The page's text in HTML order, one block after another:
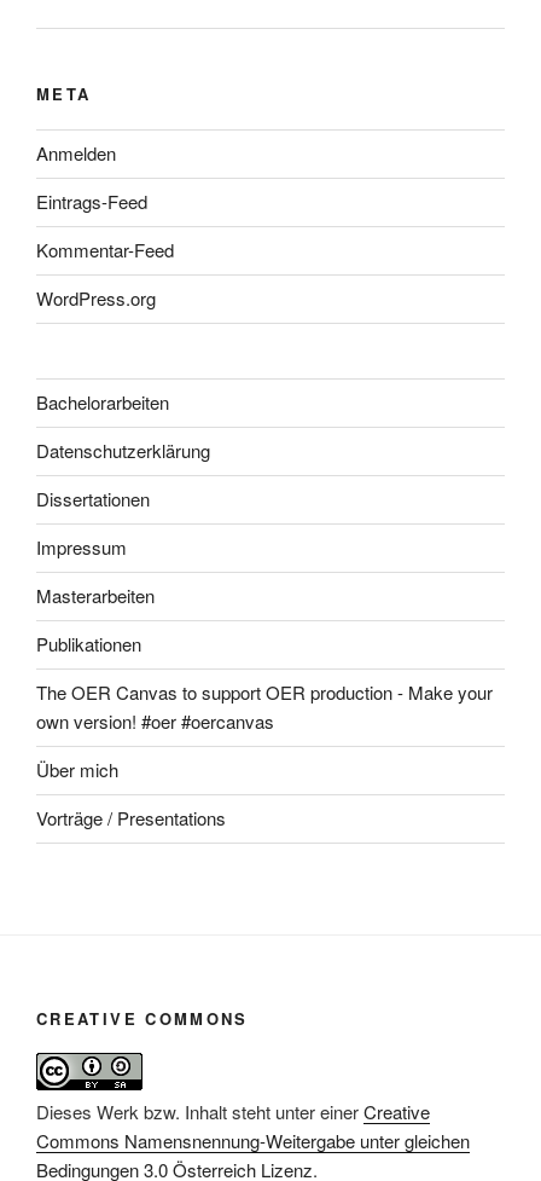
META
Anmelden
Eintrags-Feed
Kommentar-Feed
WordPress.org
Bachelorarbeiten
Datenschutzerklärung
Dissertationen
Impressum
Masterarbeiten
Publikationen
The OER Canvas to support OER production - Make your
own version! #oer #oercanvas
Über mich
Vorträge / Presentations
CREATIVE COMMONS
Dieses Werk bzw. Inhalt steht unter einerCreative
Commons Namensnennung-Weitergabe unter gleichen
Bedingungen 3.0 Österreich Lizenz.